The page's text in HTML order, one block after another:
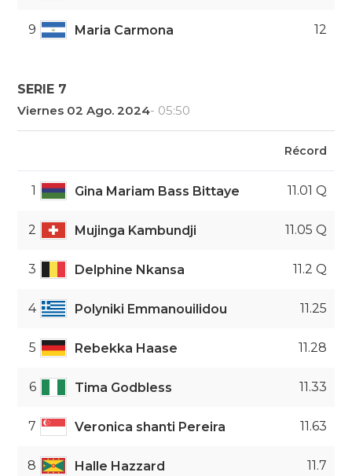
9 Maria Carmona 12
SERIE 7
Viernes 02 Ago. 2024- 05:50
Récord
1 Gina Mariam Bass Bittaye 11.01 Q
2 Mujinga Kambundji 11.05 Q
3 Delphine Nkansa 11.2 Q
4 Polyniki Emmanouilidou 11.25
5 Rebekka Haase 11.28
6 Tima Godbless 11.33
7 Veronica shanti Pereira 11.63
8 Halle Hazzard 11.7